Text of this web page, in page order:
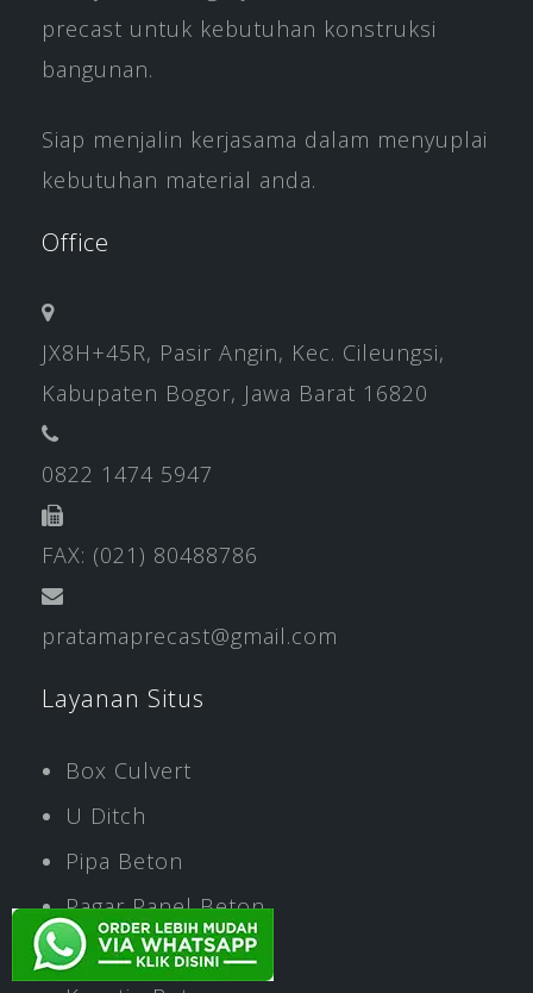
precast untuk kebutuhan konstruksi
bangunan.
Siap menjalin kerjasama dalam menyuplai
kebutuhan material anda.
Office
JX8H+45R, Pasir Angin, Kec. Cileungsi,
Kabupaten Bogor, Jawa Barat 16820
0822 1474 5947
FAX: (021) 80488786
pratamaprecast@gmail.com
Layanan Situs
Box Culvert
U Ditch
Pipa Beton
Pagar Panel Beton
Paving Block